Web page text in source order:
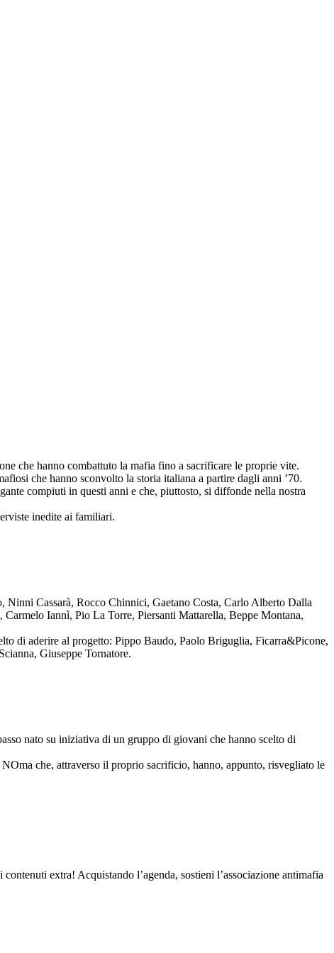
che hanno combattuto la mafia fino a sacrificare le proprie vite.
che hanno sconvolto la storia italiana a partire dagli anni ’70.
compiuti in questi anni e che, piuttosto, si diffonde nella nostra
inedite ai familiari.
Ninni Cassarà, Rocco Chinnici, Gaetano Costa, Carlo Alberto Dalla
Iannì, Pio La Torre, Piersanti Mattarella, Beppe Montana,
di aderire al progetto: Pippo Baudo, Paolo Briguglia, Ficarra&Picone,
Giuseppe Tornatore.
nato su iniziativa di un gruppo di giovani che hanno scelto di
che, attraverso il proprio sacrificio, hanno, appunto, risvegliato le
extra! Acquistando l’agenda, sostieni l’associazione antimafia